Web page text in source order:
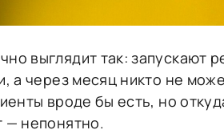
выглядит так: запускают
а через месяц никто не
вроде бы есть, но
— непонятно.